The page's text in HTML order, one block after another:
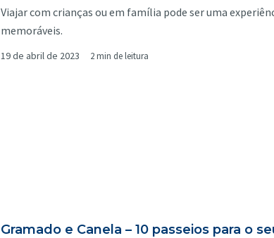
19 de abril de 2023 2 min de leitura
Viajar com crianças ou em família pode ser uma
memoráveis.
Gramado e Canela – 10 passeios para o